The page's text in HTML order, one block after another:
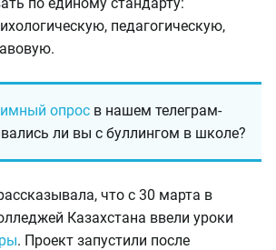
педагогическую,
опрос в нашем телеграм-
ли вы с буллингом в школе?
что с 30 марта в
Казахстана ввели уроки
. Проект запустили после